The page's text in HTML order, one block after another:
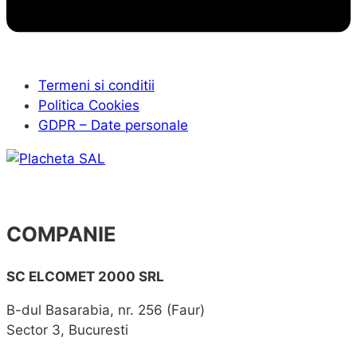
Termeni si conditii
Politica Cookies
GDPR – Date personale
COMPANIE
SC ELCOMET 2000 SRL
B-dul Basarabia, nr. 256 (Faur)
Sector 3, Bucuresti